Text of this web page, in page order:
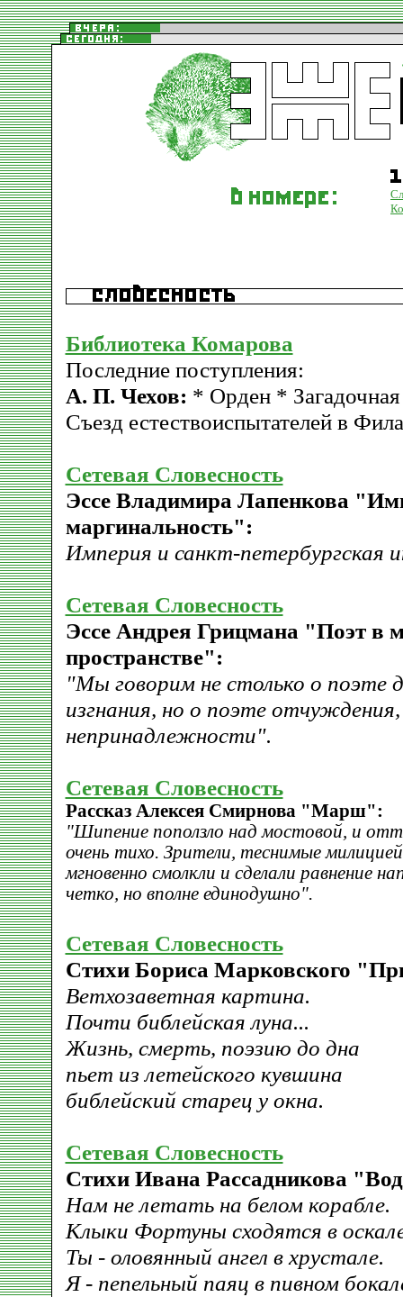
Библиотека Комарова
Последние поступления:
А. П. Чехов: * Орден *
Съезд естествоиспытателей в
Сетевая Словесность
Эссе Владимира Лапенкова
маргинальность":
Империя и санкт-петербургская
Сетевая Словесность
Эссе Андрея Грицмана "Поэт в
пространстве":
"Мы говорим не столько о поэте
изгнания, но о поэте отчуждения,
непринадлежности".
Сетевая Словесность
Рассказ Алексея Смирнова "Марш":
"Шипение поползло над мостовой, и
очень тихо. Зрители, теснимые милицией
мгновенно смолкли и сделали равнение
четко, но вполне единодушно".
Сетевая Словесность
Стихи Бориса Марковского
Ветхозаветная картина.
Почти библейская луна...
Жизнь, смерть, поэзию до дна
пьет из летейского кувшина
библейский старец у окна.
Сетевая Словесность
Стихи Ивана Рассадникова
Нам не летать на белом корабле.
Клыки Фортуны сходятся в
Ты - оловянный ангел в хрустале.
Я - пепельный паяц в пивном